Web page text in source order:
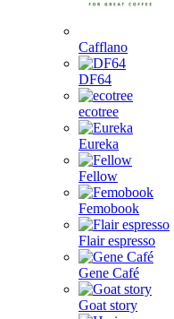
Cafflano
DF64
ecotree
Eureka
Fellow
Femobook
Flair espresso
Gene Café
Goat story